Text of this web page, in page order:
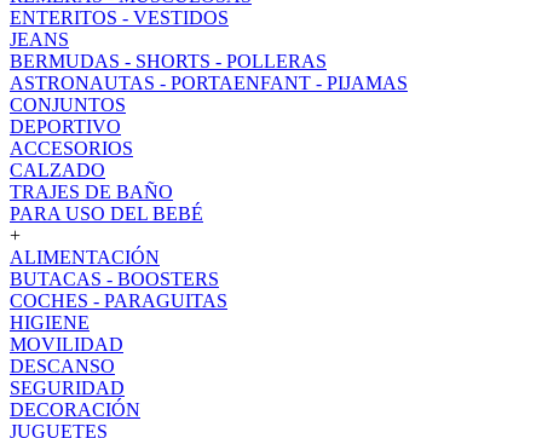
ENTERITOS - VESTIDOS
JEANS
BERMUDAS - SHORTS - POLLERAS
ASTRONAUTAS - PORTAENFANT - PIJAMAS
CONJUNTOS
DEPORTIVO
ACCESORIOS
CALZADO
TRAJES DE BAÑO
PARA USO DEL BEBÉ
+
ALIMENTACIÓN
BUTACAS - BOOSTERS
COCHES - PARAGUITAS
HIGIENE
MOVILIDAD
DESCANSO
SEGURIDAD
DECORACIÓN
JUGUETES